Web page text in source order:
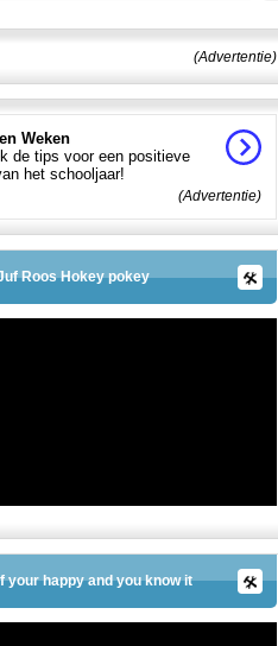
(Advertentie)
Weken
de tips voor een positieve
het schooljaar!
(Advertentie)
Roos Hokey pokey
your happy and you know it